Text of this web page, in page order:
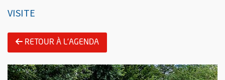
VISITE
RETOUR À L'AGENDA